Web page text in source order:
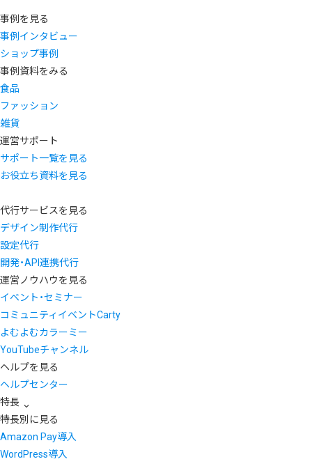
事例を見る
事例インタビュー
ショップ事例
事例資料をみる
食品
ファッション
雑貨
運営サポート
サポート一覧を見る
お役立ち資料を見る
代行サービスを見る
デザイン制作代行
設定代行
開発・API連携代行
運営ノウハウを見る
イベント・セミナー
コミュニティイベントCarty
よむよむカラーミー
YouTubeチャンネル
ヘルプを見る
ヘルプセンター
特長
特長別に見る
Amazon Pay導入
WordPress導入